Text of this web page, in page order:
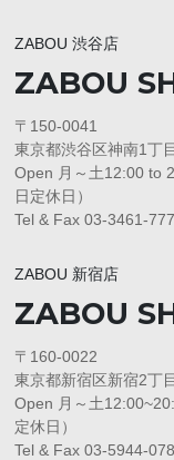
ZABOU 渋谷店
ZABOU
〒150-0041
東京都渋谷区神南1丁
Open 月～土12:00 to
日定休日）
Tel & Fax 03-3461-
ZABOU 新宿店
ZABOU
〒160-0022
東京都新宿区新宿2丁
Open 月～土
定休日）
Tel & Fax 03-5944-